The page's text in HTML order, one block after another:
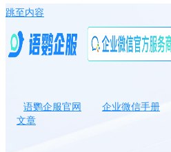
跳至内容
语鹦企服官网 企业微信手册
文章